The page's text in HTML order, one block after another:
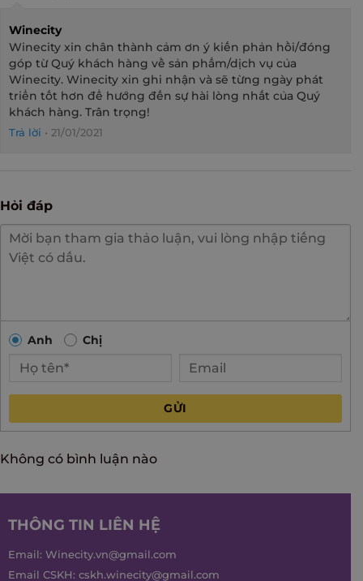
Winecity
Winecity xin chân thành cảm ơn ý kiến phản hồi/đóng
góp từ Quý khách hàng về sản phẩm/dịch vụ của
Winecity. Winecity xin ghi nhận và sẽ từng ngày phát
triển tốt hơn để hướng đến sự hài lòng nhất của Quý
khách hàng. Trân trọng!
Trả lời • 21/01/2021
Hỏi đáp
Anh Chị
GỬI
Không có bình luận nào
THÔNG TIN LIÊN HỆ
Email: Winecity.vn@gmail.com
Email CSKH: cskh.winecity@gmail.com